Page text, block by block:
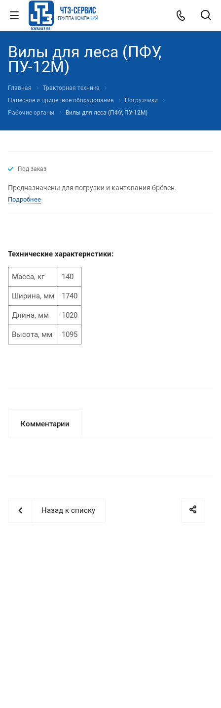
Вилы для леса (ПФУ,
ПУ-12М)
Главная
Тракторная техника
Навесное и прицепное оборудование
Погрузчики
Рабочие органы
Вилы для леса (ПФУ, ПУ-12М)
Под заказ
Предназначены для погрузки и кантования брёвен.
Подробнее
Технические характеристики:
Масса, кг 140
Ширина, мм 1740
Длина, мм 1020
Высота, мм 1095
Комментарии
Назад к списку